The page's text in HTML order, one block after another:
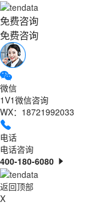
免费咨询
免费咨询
微信
1V1微信咨询
WX：18721992033
电话
电话咨询
400-180-6080
返回顶部
X